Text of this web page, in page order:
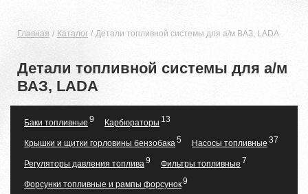
Главная Каталог Детали топливной системы для а/м ВАЗ, LADA
Детали топливной системы для а/м
ВАЗ, LADA
Баки топливные 9 Карбюраторы 13
Крышки и щитки горловины бензобака5 Насосы топливные 37
Регуляторы давления топлива9 Фильтры топливные 7
Форсунки топливные и рампы форсунок9